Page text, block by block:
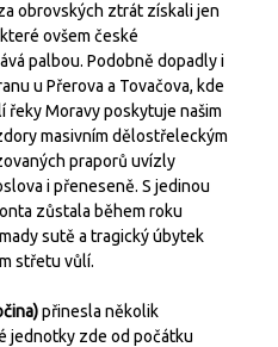
obrovských ztrát získali jen
ovšem české
palbou. Podobně dopadly i
u Přerova a Tovačova, kde
řeky Moravy poskytuje našim
masivním dělostřeleckým
praporů uvízly
i přeneseně. S jedinou
zůstala během roku
sutě a tragický úbytek
střetu vůlí.
přinesla několik
jednotky zde od počátku